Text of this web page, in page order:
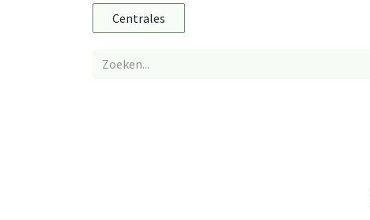
Centrales